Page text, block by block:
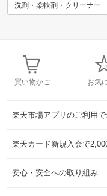
洗剤・柔軟剤・クリーナー
買い物かご お気
楽天市場アプリのご利用で
楽天カード新規入会で
安心・安全への取り組み